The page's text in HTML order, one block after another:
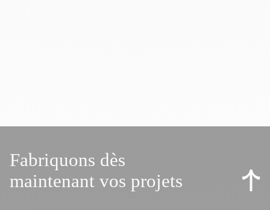
Fabriquons dès
maintenant vos projets